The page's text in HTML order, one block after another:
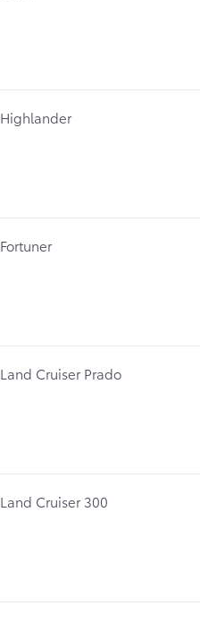
Highlander
Fortuner
Land Cruiser Prado
Land Cruiser 300